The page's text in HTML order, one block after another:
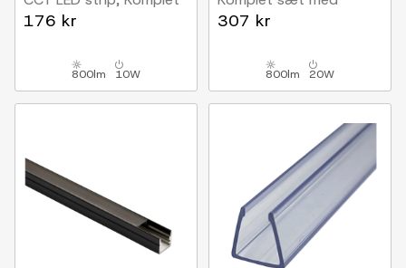
sæt med aluprofil
176 kr
800lm 10W
aluprofil og COB LED
307 kr
800lm 20W